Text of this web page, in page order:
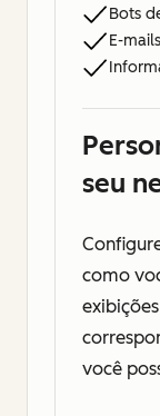
Bots
E-
seu
como
você